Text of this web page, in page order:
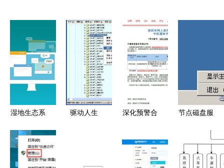
湿地生态系
统服务的多
维功能与实
驱动人生
深化预警合
全发展——
我院成功中
节点磁盘服
统服务完全
指南